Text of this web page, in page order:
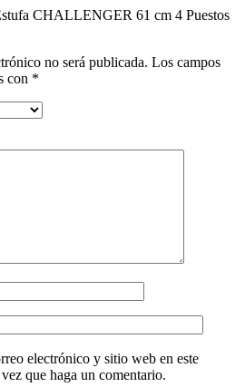
CHALLENGER 61 cm 4 Puestos
no será publicada. Los campos
con *
electrónico y sitio web en este
que haga un comentario.